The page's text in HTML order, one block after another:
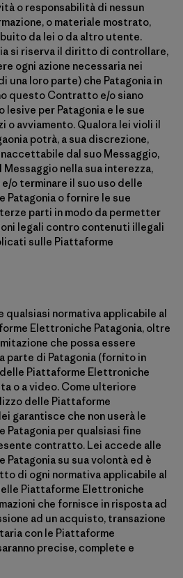
o responsabilità di nessun
o materiale mostrato,
da lei o da altro utente.
si riserva il diritto di controllare,
ogni azione necessaria nei
una loro parte) che Patagonia in
questo Contratto e/o siano
per Patagonia e le sue
o avviamento. Qualora lei violi il
potrà, a sua discrezione,
dal suo Messaggio,
nella sua interezza,
o terminare il suo uso delle
o fornire le sue
parti in modo da permetter
legali contro contenuti illegali
sulle Piattaforme
normativa applicabile al
Elettroniche Patagonia, oltre
che possa essere
parte di Patagonia (fornito in
Piattaforme Elettroniche
o a video. Come ulteriore
delle Piattaforme
garantisce che non userà le
per qualsiasi fine
contratto. Lei accede alle
su sua volontà ed è
di ogni normativa applicabile al
Piattaforme Elettroniche
che fornisce in risposta ad
ad un acquisto, transazione
con le Piattaforme
precise, complete e